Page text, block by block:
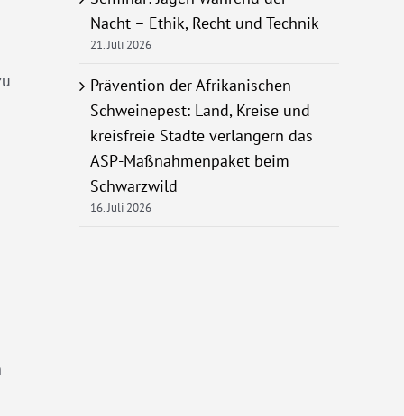
Nacht – Ethik, Recht und Technik
21. Juli 2026
Prävention der Afrikanischen
Schweinepest: Land, Kreise und
kreisfreie Städte verlängern das
ASP-Maßnahmenpaket beim
Schwarzwild
16. Juli 2026